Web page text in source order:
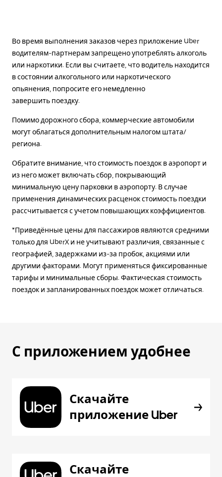
Во время выполнения заказов через приложение Uber
водителям-партнерам запрещено употреблять алкоголь
или наркотики. Если вы считаете, что водитель находится
в состоянии алкогольного или наркотического
опьянения, попросите его немедленно
завершить поездку.
Помимо дорожного сбора, коммерческие автомобили
могут облагаться дополнительным налогом штата/
региона.
Обратите внимание, что стоимость поездок в аэропорт и
из него может включать сбор, покрывающий
минимальную цену парковки в аэропорту. В случае
применения динамических расценок стоимость поездки
рассчитывается с учетом повышающих коэффициентов.
*Приведённые цены для пассажиров являются средними
только для UberX и не учитывают различия, связанные с
географией, задержками из-за пробок, акциями или
другими факторами. Могут применяться фиксированные
тарифы и минимальные сборы. Фактическая стоимость
поездок и запланированных поездок может отличаться.
С приложением удобнее
Скачайте
приложение Uber
Скачайте